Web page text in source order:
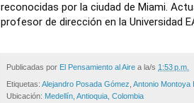
reconocidas por la ciudad de Miami.
profesor de dirección en la Universidad
Publicadas por El Pensamiento al Aire a la/s 1:53 p.m.
Etiquetas: Alejandro Posada Gómez Antonio Montoya
Ubicación: Medellín, Antioquia, Colombia